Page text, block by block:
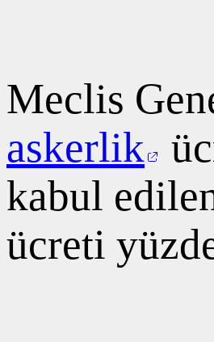
Meclis
askerlik
kabul
ücreti